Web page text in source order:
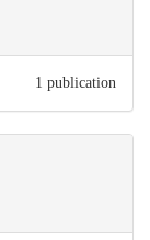
1 publication